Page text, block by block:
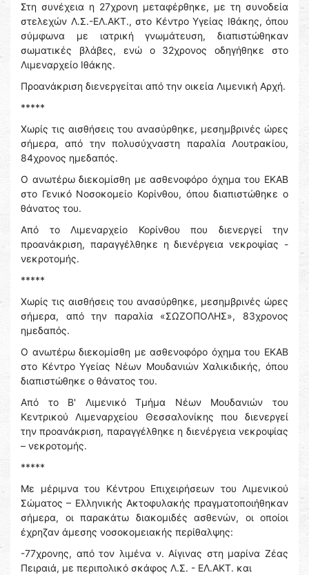
Στη συνέχεια η 27χρονη μεταφέρθηκε, με τη συνοδεία
στελεχών Λ.Σ.-ΕΛ.ΑΚΤ., στο Κέντρο Υγείας Ιθάκης, όπου
σύμφωνα με ιατρική γνωμάτευση, διαπιστώθηκαν
σωματικές βλάβες, ενώ ο 32χρονος οδηγήθηκε στο
Λιμεναρχείο Ιθάκης.
Προανάκριση διενεργείται από την οικεία Λιμενική Αρχή.
*****
Χωρίς τις αισθήσεις του ανασύρθηκε, μεσημβρινές ὠρες
σήμερα, από την πολυσύχναστη παραλία Λουτρακίου,
84χρονος ημεδαπός.
Ο ανωτέρω διεκομίσθη με ασθενοφόρο όχημα του ΕΚΑΒ
στο Γενικό Νοσοκομείο Κορίνθου, όπου διαπιστώθηκε ο
θάνατος του.
Από το Λιμεναρχείο Κορίνθου που διενεργεί την
προανάκριση, παραγγέλθηκε η διενέργεια νεκροψίας -
νεκροτομής.
*****
Χωρίς τις αισθήσεις του ανασύρθηκε, μεσημβρινές ὠρες
σήμερα, από την παραλία «ΣΩΖΟΠΟΛΗΣ», 83χρονος
ημεδαπός.
Ο ανωτέρω διεκομίσθη με ασθενοφόρο όχημα του ΕΚΑΒ
στο Κέντρο Υγείας Νέων Μουδανιών Χαλικιδικής, όπου
διαπιστώθηκε ο θάνατος του.
Από το Β' Λιμενικό Τμήμα Νέων Μουδανιών του
Κεντρικού Λιμεναρχείου Θεσσαλονίκης που διενεργεί
την προανάκριση, παραγγέλθηκε η διενέργεια νεκροψίας
– νεκροτομής.
*****
Με μέριμνα του Κέντρου Επιχειρήσεων του Λιμενικού
Σώματος – Ελληνικής Ακτοφυλακής πραγματοποιήθηκαν
σήμερα, οι παρακάτω διακομιδές ασθενών, οι οποίοι
έχρηζαν άμεσης νοσοκομειακής περίθαλψης:
-77χρονης, από τον λιμένα ν. Αίγινας στη μαρίνα Ζέας
Πειραιά, με περιπολικό σκάφος Λ.Σ. - ΕΛ.ΑΚΤ. και